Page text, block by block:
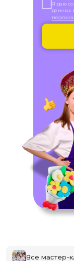
Я даю
данных
Все мастер-